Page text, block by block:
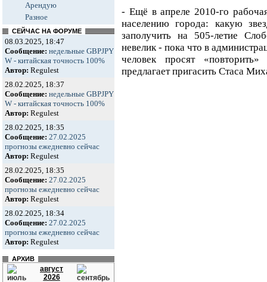
Арендую
Разное
СЕЙЧАС НА ФОРУМЕ
08.03.2025, 18:47
Сообщение: недельные GBPJPY
W - китайская точность 100%
Автор: Regulest
28.02.2025, 18:37
Сообщение: недельные GBPJPY
W - китайская точность 100%
Автор: Regulest
28.02.2025, 18:35
Сообщение: 27.02.2025
прогнозы ежедневно сейчас
Автор: Regulest
28.02.2025, 18:35
Сообщение: 27.02.2025
прогнозы ежедневно сейчас
Автор: Regulest
28.02.2025, 18:34
Сообщение: 27.02.2025
прогнозы ежедневно сейчас
Автор: Regulest
АРХИВ
август
2026
- Ещё в апреле 2010-го
населению города: какую
заполучить на 505-летие
невелик - пока что в
человек просят
предлагает пригасить Стаса